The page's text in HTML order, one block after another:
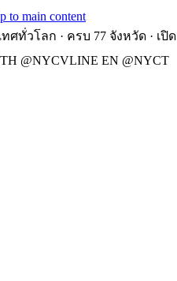
main content
ศทั่วโลก · ครบ 77 จังหวัด · เปิด
@NYCVLINE EN @NYCT